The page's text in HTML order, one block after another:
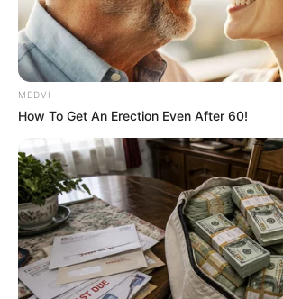
BRAINBERRIES
Why this ordinary drink is the secret
best every day
MEDVI
How To Get An Erection Even After 60!